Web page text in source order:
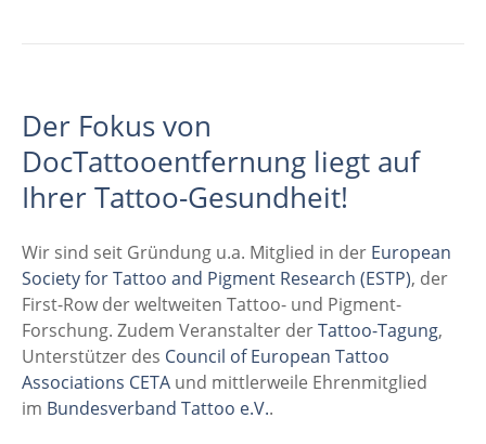
Der Fokus von
DocTattooentfernung liegt auf
Ihrer Tattoo-Gesundheit!
Wir sind seit Gründung u.a. Mitglied in der European
Society for Tattoo and Pigment Research (ESTP), der
First-Row der weltweiten Tattoo- und Pigment-
Forschung. Zudem Veranstalter derTattoo-Tagung,
Unterstützer des Council of European Tattoo
Associations CETA und mittlerweile Ehrenmitglied
im Bundesverband Tattoo e.V..